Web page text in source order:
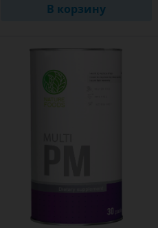
В корзину